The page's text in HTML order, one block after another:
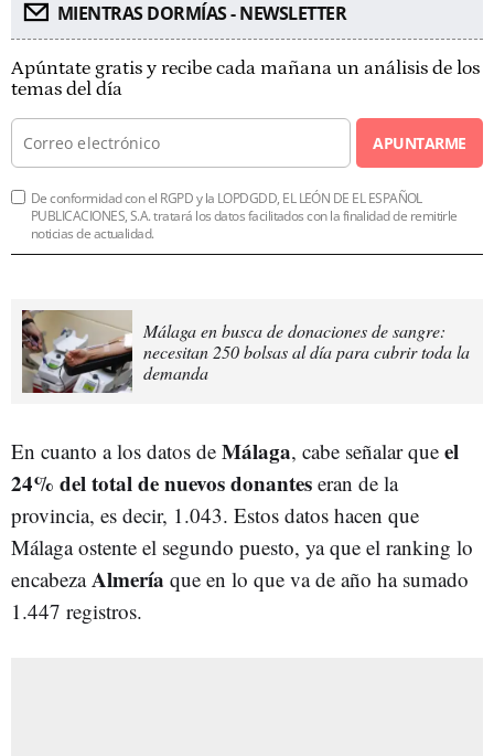
MIENTRAS DORMÍAS - NEWSLETTER
Apúntate gratis y recibe cada mañana un análisis de los
temas del día
APUNTARME
De conformidad con el RGPD y la LOPDGDD, EL LEÓN DE EL ESPAÑOL
PUBLICACIONES, S.A. tratará los datos facilitados con la finalidad de remitirle
noticias de actualidad.
Málaga en busca de donaciones de sangre:
necesitan 250 bolsas al día para cubrir toda la
demanda
En cuanto a los datos de Málaga, cabe señalar que el
24% del total de nuevos donantes eran de la
provincia, es decir, 1.043. Estos datos hacen que
Málaga ostente el segundo puesto, ya que el ranking lo
encabezaAlmería que en lo que va de año ha sumado
1.447 registros.